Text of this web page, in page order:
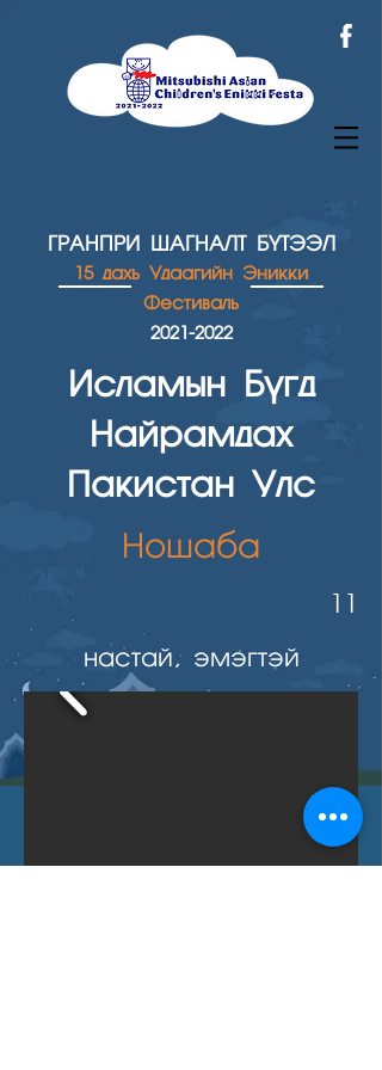
ГРАНПРИ ШАГНАЛТ БҮТЭЭЛ
15 дахь Удаагийн Эникки
Фестиваль
2021 -2022
Исламын Бүгд
Найрамдах
Пакистан Улс
Ношаба
настай, эмэгтэй